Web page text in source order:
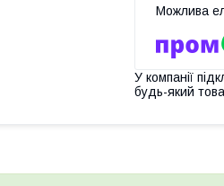
У компанії
будь-який